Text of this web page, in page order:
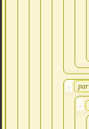
par